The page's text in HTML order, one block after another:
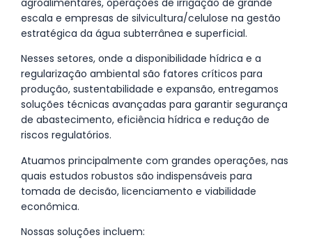
agroalimentares, operações de irrigação de grande
escala e empresas de silvicultura/celulose na gestão
estratégica da água subterrânea e superficial.
Nesses setores, onde a disponibilidade hídrica e a
regularização ambiental são fatores críticos para
produção, sustentabilidade e expansão, entregamos
soluções técnicas avançadas para garantir segurança
de abastecimento, eficiência hídrica e redução de
riscos regulatórios.
Atuamos principalmente com grandes operações, nas
quais estudos robustos são indispensáveis para
tomada de decisão, licenciamento e viabilidade
econômica.
Nossas soluções incluem: